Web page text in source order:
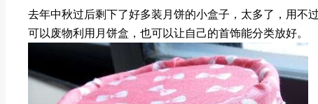
去年中秋过后剩下了好多装月饼的小盒子，太多了，用不
可以废物利用月饼盒，也可以让自己的首饰能分类放好。